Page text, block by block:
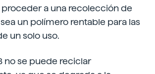
a una recolección de
un polímero rentable para las
un solo uso.
no se puede reciclar